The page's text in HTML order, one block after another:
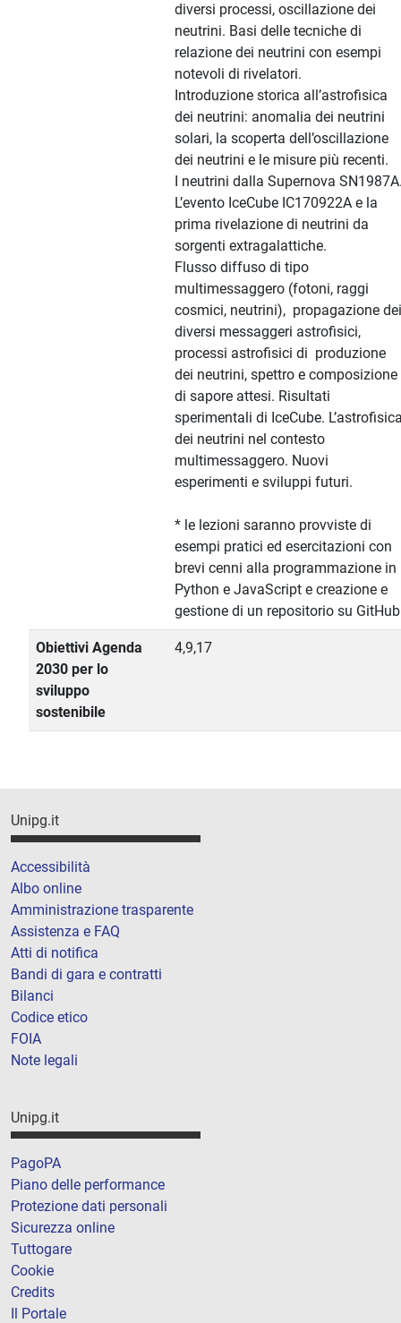
diversi processi, oscillazione dei
neutrini. Basi delle tecniche di
relazione dei neutrini con esempi
notevoli di rivelatori.
Introduzione storica all’astrofisica
dei neutrini: anomalia dei neutrini
solari, la scoperta dell’oscillazione
dei neutrini e le misure più recenti.
I neutrini dalla Supernova
L’evento IceCube IC170922A e la
prima rivelazione di neutrini da
sorgenti extragalattiche.
Flusso diffuso di tipo
multimessaggero (fotoni, raggi
cosmici, neutrini), propagazione dei
diversi messaggeri astrofisici,
processi astrofisici di produzione
dei neutrini, spettro e composizione
di sapore attesi. Risultati
sperimentali di IceCube.
dei neutrini nel contesto
multimessaggero. Nuovi
esperimenti e sviluppi futuri.
* le lezioni saranno provviste di
esempi pratici ed esercitazioni con
brevi cenni alla programmazione in
Python e JavaScript e creazione e
gestione di un repositorio su
Obiettivi Agenda
2030 per lo
sviluppo
sostenibile
4,9,17
Unipg.it
Accessibilità
Albo online
Amministrazione trasparente
Assistenza e FAQ
Atti di notifica
Bandi di gara e contratti
Bilanci
Codice etico
FOIA
Note legali
Unipg.it
PagoPA
Piano delle performance
Protezione dati personali
Sicurezza online
Tuttogare
Cookie
Credits
Il Portale